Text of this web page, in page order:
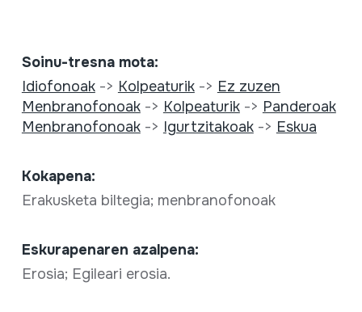
Soinu-tresna mota:
Idiofonoak-> Kolpeaturik-> Ez zuzen
Menbranofonoak-> Kolpeaturik-> Panderoak
Menbranofonoak-> Igurtzitakoak-> Eskua
Kokapena:
Erakusketa biltegia; menbranofonoak
Eskurapenaren azalpena:
Erosia; Egileari erosia.